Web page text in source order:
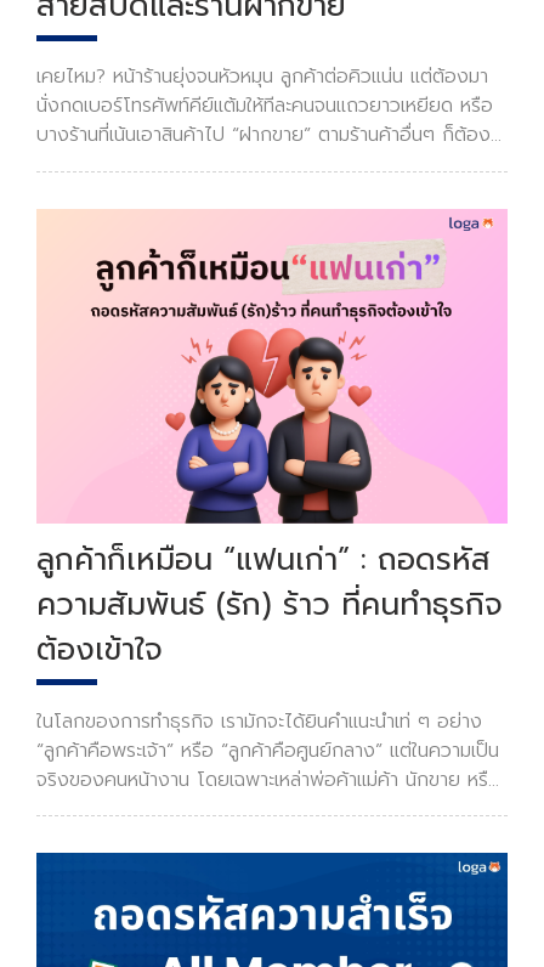
เคยไหม? หน้าร้านยุ่งจนหัวหมุน ลูกค้าต่อคิวแน่น แต่ต้องมา
นั่งกดเบอร์โทรศัพท์คีย์แต้มให้ทีละคนจนแถวยาวเหยียด หรือ
บางร้านที่เน้นเอาสินค้าไป “ฝากขาย” ตามร้านค้าอื่นๆ ก็ต้อง
ตัดใจเรื่องการเก็บข้อมูลลูกค้าและกิจกรรมการตลาดที่จำเป็น
ลูกค้าก็เหมือน “แฟนเก่า” : ถอดรหัส
ความสัมพันธ์ (รัก) ร้าว ที่คนทำธุรกิจ
ต้องเข้าใจ
ในโลกของการทำธุรกิจ เรามักจะได้ยินคำแนะนำเท่ ๆ อย่าง
“ลูกค้าคือพระเจ้า” หรือ “ลูกค้าคือศูนย์กลาง” แต่ในความเป็น
จริงของคนหน้างาน โดยเฉพาะเหล่าพ่อค้าแม่ค้า นักขาย หรือ
นักการตลาด คงจะซึ้งแก่ใจดีว่า ความสัมพันธ์ระหว่างเรากับ